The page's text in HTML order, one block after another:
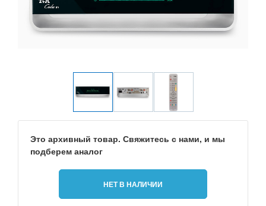
Это архивный товар. Свяжитесь с нами, и мы
подберем аналог
НЕТ В НАЛИЧИИ